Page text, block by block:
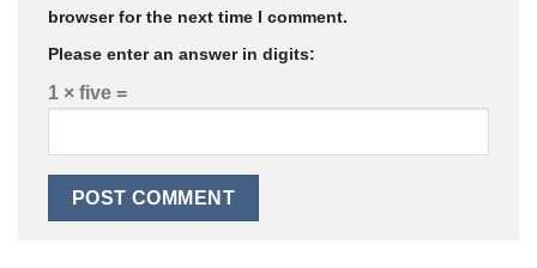
browser for the next time I comment.
Please enter an answer in digits:
1 × five =